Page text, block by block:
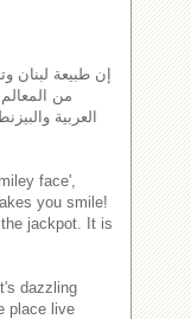
إن طبيعة لبنان
من
العربية
face',
you smile!
jackpot. It is
dazzling
place live